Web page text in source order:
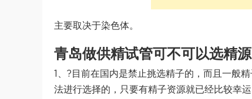
主要取决于染色体。
青岛做供精试管可不可以选精源
1、?目前在国内是禁止挑选精子的，而且一般
法进行选择的，只要有精子资源就已经比较幸运